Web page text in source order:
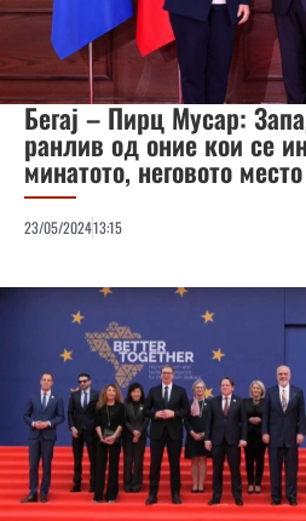
Бегај – Пирц Мусар:
ранлив од оние кои се
минатото, неговото
23/05/202413:15